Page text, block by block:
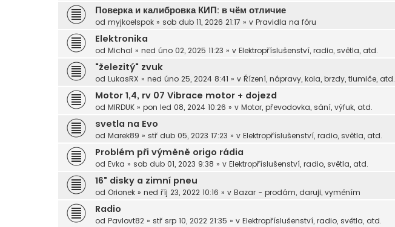
Поверка и калибровка КИП: в чём отличие
od myjkoelspok » sob dub 11, 2026 21:17 » v Pravidla na fóru
Elektronika
od Michal » ned úno 02, 2025 11:23 » v Elektropříslušenství, radio, světla, atd.
"železitý" zvuk
od LukasRX » ned úno 25, 2024 8:41 » v Řízení, nápravy, kola, brzdy, tlumiče, atd.
Motor 1,4, rv 07 Vibrace motor + dojezd
od MIRDUK » pon led 08, 2024 10:26 » v Motor, převodovka, sání, výfuk, atd.
svetla na Evo
od Marek89 » stř dub 05, 2023 17:23 » v Elektropříslušenství, radio, světla, atd.
Problém při výměně origo rádia
od Evka » sob dub 01, 2023 9:38 » v Elektropříslušenství, radio, světla, atd.
16" disky a zimní pneu
od Orionek » ned říj 23, 2022 10:16 » v Bazar - prodám, daruji, vyměním
Radio
od Pavlovt82 » stř srp 10, 2022 21:35 » v Elektropříslušenství, radio, světla, atd.